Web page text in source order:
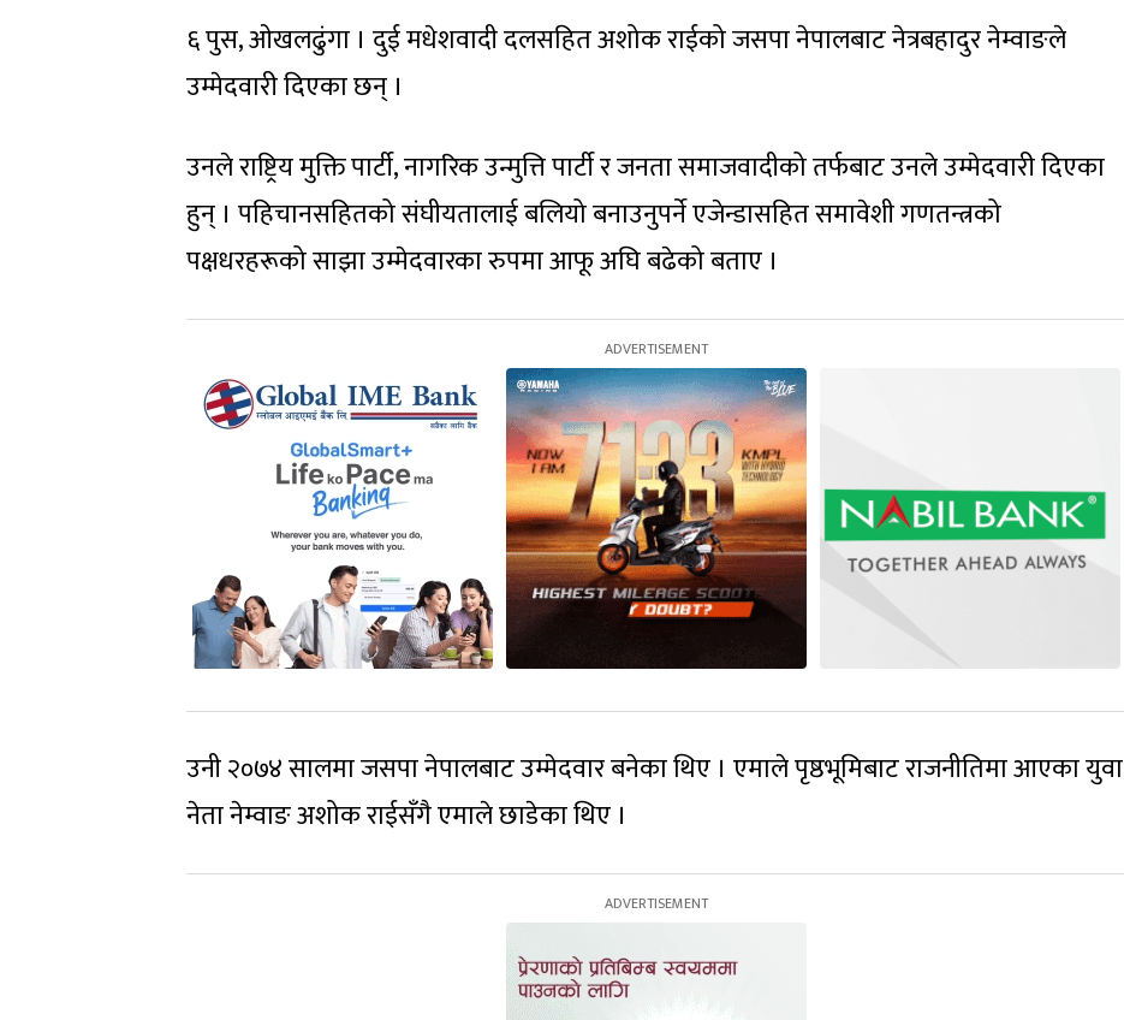
६ पुस, ओखलढुंगा । दुई मधेशवादी दलसहित अशोक राईको जसपा नेपालबाट नेत्रबहादुर नेम्वाङले
उम्मेदवारी दिएका छन् ।
उनले राष्ट्रिय मुक्ति पार्टी, नागरिक उन्मुत्ति पार्टी र जनता समाजवादीको तर्फबाट उनले उम्मेदवारी दिएका
हुन् । पहिचानसहितको संघीयतालाई बलियो बनाउनुपर्ने एजेन्डासहित समावेशी गणतन्त्रको
पक्षधरहरूको साझा उम्मेदवारका रुपमा आफू अघि बढेको बताए ।
उनी २०७४ सालमा जसपा नेपालबाट उम्मेदवार बनेका थिए । एमाले पृष्ठभूमिबाट राजनीतिमा आएका युवा
नेता नेम्वाङ अशोक राईसँगै एमाले छाडेका थिए ।